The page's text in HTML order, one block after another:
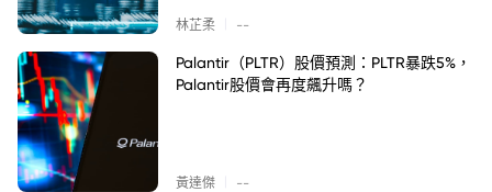
林芷柔 --
Palantir（PLTR）股價預測：PLTR暴跌5%，
Palantir股價會再度飆升嗎？
黃達傑 --